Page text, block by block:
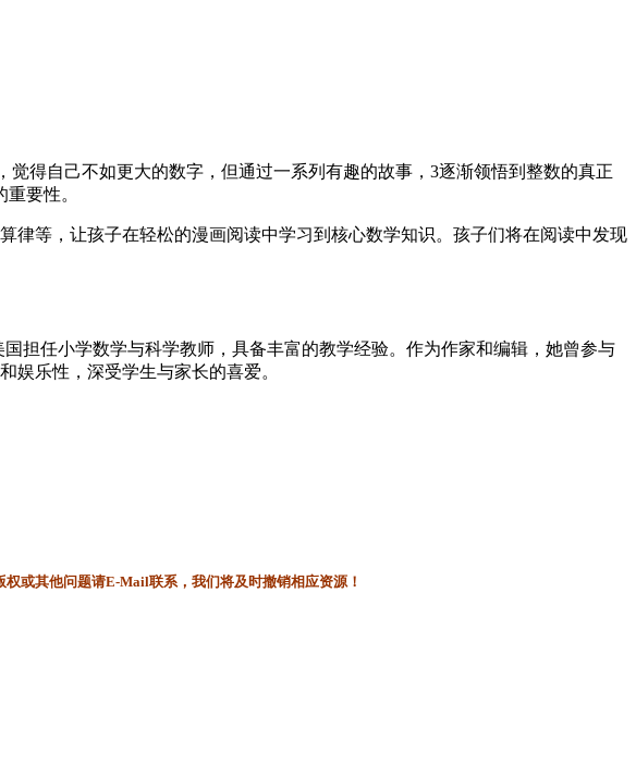
觉得自己不如更大的数字，但通过一系列有趣的故事，3逐渐领悟到整数的真正
要性。
等，让孩子在轻松的漫画阅读中学习到核心数学知识。孩子们将在阅读中发现
担任小学数学与科学教师，具备丰富的教学经验。作为作家和编辑，她曾参与
娱乐性，深受学生与家长的喜爱。
或其他问题请E-Mail联系，我们将及时撤销相应资源！